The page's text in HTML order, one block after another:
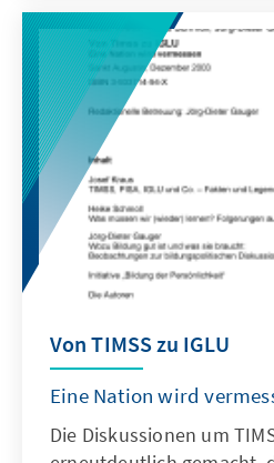
zu bringen.
Von TIMSS zu IGLU
Eine Nation wird
Die Diskussionen um